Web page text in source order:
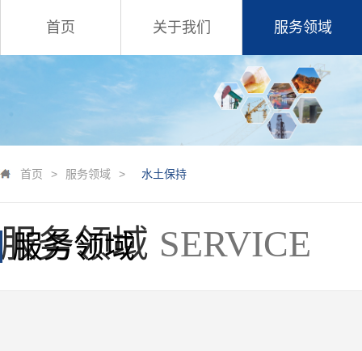
首页 关于我们 服务领域
服务领域 SERVICE
首页 > 服务领域 > 水土保持
服务领域